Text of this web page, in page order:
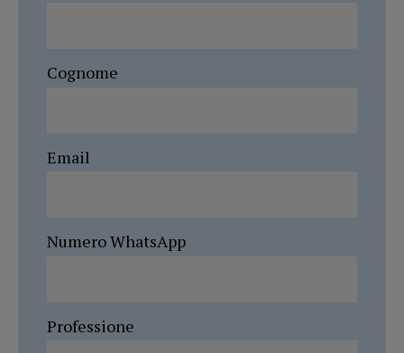
Cognome
Email
Numero WhatsApp
Professione